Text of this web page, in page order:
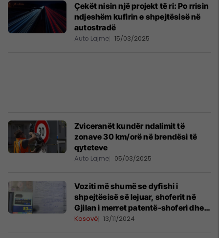
Çekët nisin një projekt të ri: Po rrisin
ndjeshëm kufirin e shpejtësisë në
autostradë
Auto Lajme 15/03/2025
Zviceranët kundër ndalimit të
zonave 30 km/orë në brendësi të
qyteteve
Auto Lajme 05/03/2025
Voziti më shumë se dyfishi i
shpejtësisë së lejuar, shoferit në
Gjilan i merret patentë-shoferi dhe
gjobitet me 200 euro
Kosovë 13/11/2024